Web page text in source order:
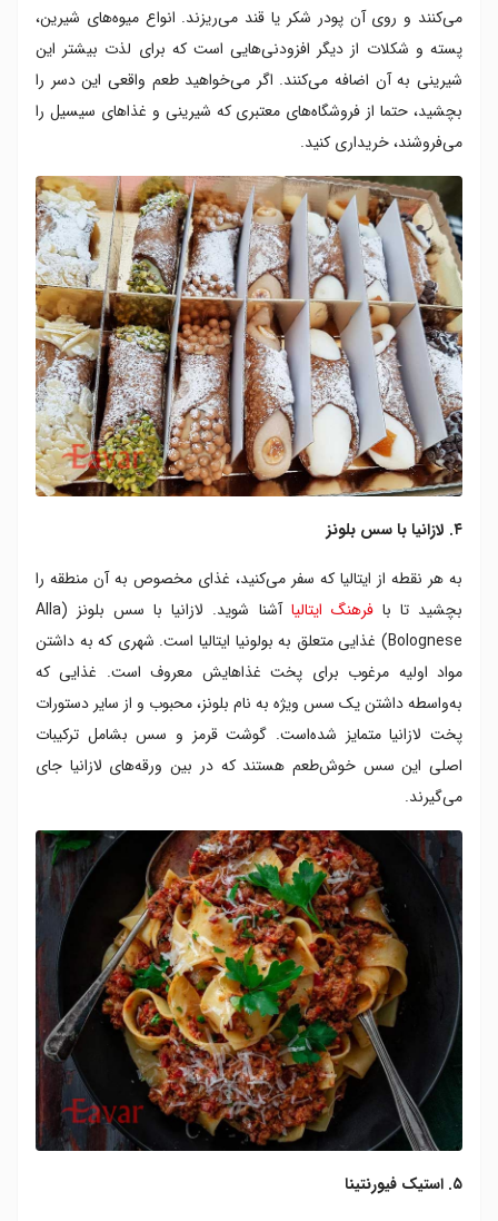
می‌کنند و روی آن پودر شکر یا قند می‌ریزند. انواع میوه‌های شیرین،
پسته و شکلات از دیگر افزودنی‌هایی است که برای لذت بیشتر این
شیرینی به آن اضافه می‌کنند. اگر می‌خواهید طعم واقعی این دسر را
بچشید، حتما از فروشگاه‌های معتبری که شیرینی و غذاهای سیسیل را
می‌فروشند، خریداری کنید.
۴. لازانیا با سس بلونز
به هر نقطه از ایتالیا که سفر می‌کنید، غذای مخصوص به آن منطقه را
بچشید تا بافرهنگ ایتالیا
آشنا شوید. لازانیا با سس بلونز (Alla
Bolognese) غذایی متعلق به بولونیا ایتالیا است. شهری که به داشتن
مواد اولیه مرغوب برای پخت غذاهایش معروف است. غذایی که
به‌واسطه داشتن یک سس ویژه به نام بلونز، محبوب و از سایر دستورات
پخت لازانیا متمایز شده‌است. گوشت قرمز و سس بشامل ترکیبات
اصلی این سس خوش‌طعم هستند که در بین ورقه‌های لازانیا جای
می‌گیرند.
۵. استیک فیورنتینا